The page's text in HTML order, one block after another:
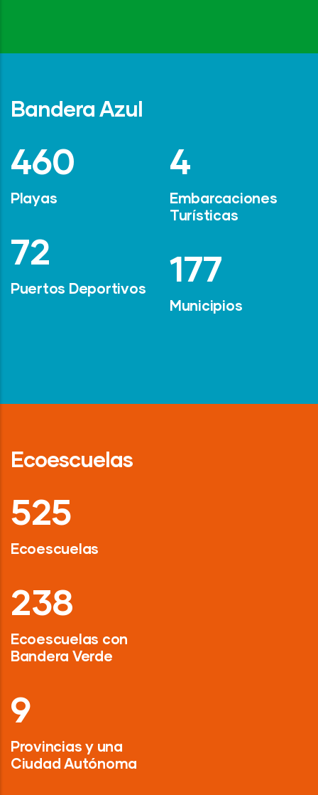
Bandera Azul
642
Playas
101
Puertos Deportivos
6
Embarcaciones
Turísticas
247
Municipios
Ecoescuelas
718
Ecoescuelas
326
Ecoescuelas con
Bandera Verde
13
Provincias y una
Ciudad Autónoma